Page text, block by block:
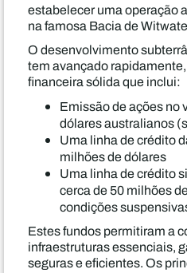
estabelecer uma operação
na famosa Bacia de
O desenvolvimento
tem avançado
financeira sólida que inclui:
Emissão de ações no
dólares australianos
Uma linha de crédito
milhões de dólares
Uma linha de crédito
cerca de 50 milhões
condições
Estes fundos permitiram a
infraestruturas essenciais,
seguras e eficientes. Os